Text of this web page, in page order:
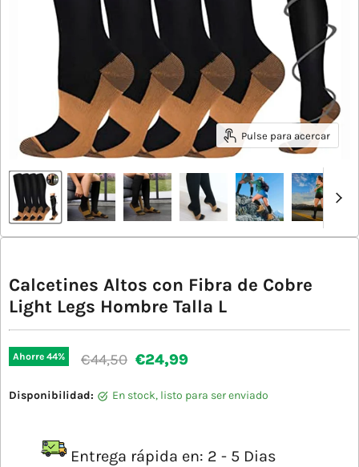
Pulse para acercar
Calcetines Altos con Fibra de Cobre
Light Legs Hombre Talla L
Ahorre 44% Precio original
€44,50 Precio actual
€24,99
Disponibilidad: en stock, listo para ser enviado
Entrega rápida en: 2 - 5 Dias